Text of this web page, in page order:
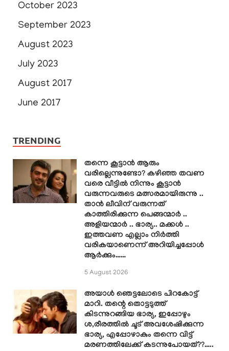
October 2023
September 2023
August 2023
July 2023
August 2017
June 2017
TRENDING
തന്നെ കൂട്ടാൻ ആരും
വരില്ലെന്നുണ്ടോ? കഴിഞ്ഞ തവണ
വരെ വീട്ടിൽ നിന്നും കൂട്ടാൻ
വരുന്നവരുടെ മത്സരമായിരുന്നു ..
താൻ ലീവിന് വരുന്നത്
കാത്തിരിക്കുന്ന പെങ്ങന്മാർ ..
അളിയന്മാർ .. ഭാര്യ.. മക്കൾ ..
ഇത്തവണ എല്ലാം നിർത്തി
വരികയാണെന്ന് അറിയിച്ചപ്പോൾ
ആർക്കും……
5 August 2026
അയാൾ ഞെട്ടലോടെ പിറകോട്ട്
മാറി. തന്റെ തൊട്ടടുത്ത്
കിടന്നുറങ്ങിയ ഭാര്യ, ഇപ്പോഴും
ശ,രീരത്തിൽ ചൂട് അവശേഷിക്കുന്ന
ഭാര്യ, എപ്പോഴാകും തന്നെ വിട്ട്
മരണത്തിലേക്ക് കടന്നുപോയത്??…..